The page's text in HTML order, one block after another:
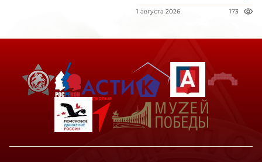
1 августа 2026 173